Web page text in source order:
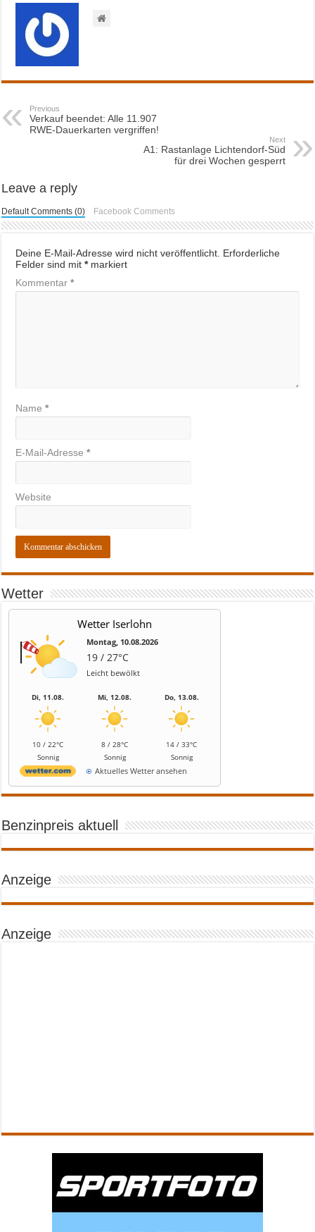
Previous
Verkauf beendet: Alle 11.907
RWE-Dauerkarten vergriffen!
Next
A1: Rastanlage Lichtendorf-Süd
für drei Wochen gesperrt
Leave a reply
Default Comments (0) Facebook Comments
Deine E-Mail-Adresse wird nicht veröffentlicht. Erforderliche
Felder sind mit*markiert
Kommentar*
Name*
E-Mail-Adresse*
Website
Wetter
Wetter Iserlohn
Montag, 10.08.2026
19 / 27°C
Leicht bewölkt
Di, 11.08.
10 / 22°C
Sonnig
Mi, 12.08.
8 / 28°C
Sonnig
Do, 13.08.
14 / 33°C
Sonnig
Aktuelles Wetter ansehen
Benzinpreis aktuell
Anzeige
Anzeige